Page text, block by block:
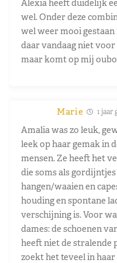
Alexia heeft duidelijk
wel. Onder deze
wel weer mooi
daar vandaag niet
maar komt op mij
Marie 1 jaar
Amalia was zo leuk,
leek op haar gemak in
mensen. Ze heeft het
die soms als
hangen/waaien en
houding en spontane
verschijning is. Voor
dames: de schoenen
heeft niet de stralende
zoekt het teveel in